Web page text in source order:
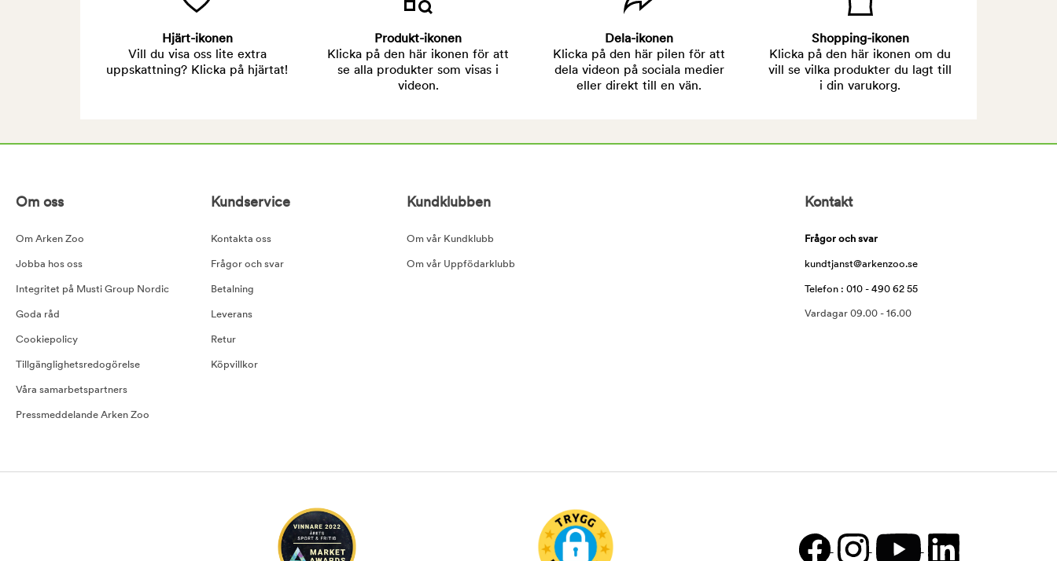
Hjärt-ikonen
Vill du visa oss lite extra
uppskattning? Klicka på hjärtat!
Produkt-ikonen
Klicka på den här ikonen för att
se alla produkter som visas i
videon.
Dela-ikonen
Klicka på den här pilen för att
dela videon på sociala medier
eller direkt till en vän.
Shopping-ikonen
Klicka på den här ikonen om du
vill se vilka produkter du lagt till
i din varukorg.
Om oss
Om Arken Zoo
Jobba hos oss
Integritet på Musti Group Nordic
Goda råd
Cookiepolicy
Tillgänglighetsredogörelse
Våra samarbetspartners
Pressmeddelande Arken Zoo
Kundservice
Kontakta oss
Frågor och svar
Betalning
Leverans
Retur
Köpvillkor
Kundklubben
Om vår Kundklubb
Om vår Uppfödarklubb
Kontakt
Frågor och svar
kundtjanst@arkenzoo.se
Telefon : 010 - 490 62 55
Vardagar 09.00 - 16.00